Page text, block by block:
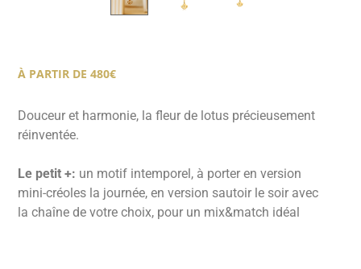
À PARTIR DE 480€
Douceur et harmonie, la fleur de lotus précieusement
réinventée.
Le petit +: un motif intemporel, à porter en version
mini-créoles la journée, en version sautoir le soir avec
la chaîne de votre choix, pour un mix&match idéal